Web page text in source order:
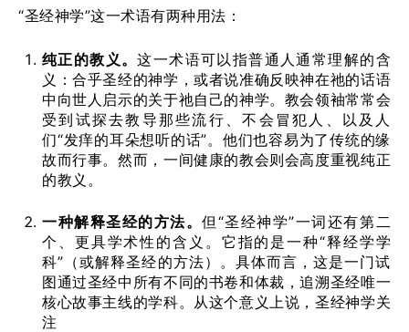
“圣经神学”这一术语有两种用法：
纯正的教义。这一术语可以指普通人通常理解的含
义：合乎圣经的神学，或者说准确反映神在祂的话语
中向世人启示的关于祂自己的神学。教会领袖常常会
受到试探去教导那些流行、不会冒犯人、以及人
们“发痒的耳朵想听的话”。他们也容易为了传统的缘
故而行事。然而，一间健康的教会则会高度重视纯正
的教义。
一种解释圣经的方法。但“圣经神学”一词还有第二
个、更具学术性的含义。它指的是一种“释经学学
科”（或解释圣经的方法）。具体而言，这是一门试
图通过圣经中所有不同的书卷和体裁，追溯圣经唯一
核心故事主线的学科。从这个意义上说，圣经神学关
注